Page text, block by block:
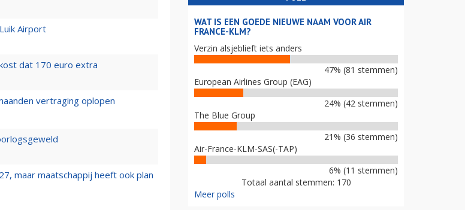
Airport
dat 170 euro extra
vertraging oplopen
maar maatschappij heeft ook plan
WAT IS EEN GOEDE NIEUWE NAAM VOOR AIR
FRANCE-KLM?
Verzin alsjeblieft iets anders
47% (81 stemmen)
European Airlines Group (EAG)
24% (42 stemmen)
The Blue Group
21% (36 stemmen)
Air-France-KLM-SAS(-TAP)
6% (11 stemmen)
Totaal aantal stemmen: 170
Meer polls